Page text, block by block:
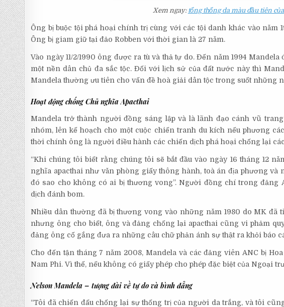
Xem ngay: tổng thống da màu đầu tiên
Ông bị buộc tội phá hoại chính trị cùng với các tội danh khác vào năm
Ông bị giam giữ tại đảo Robben với thời gian là 27 năm.
Vào ngày 11/2/1990 ông được ra tù và thả tự do. Đến năm 1994
một nền dân chủ đa sắc tộc. Đối với lịch sử của đất nước này thì
Mandela thường ưu tiên cho vấn đề hoà giải dân tộc trong suốt những
Hoạt động chống Chủ nghĩa Apacthai
Mandela trở thành người đồng sáng lập và là lãnh đạo cánh vũ
nhóm, lên kế hoạch cho một cuộc chiến tranh du kích nếu phương
thời chính ông là người điều hành các chiến dịch phá hoại chống lại
“Khi chúng tôi biết rằng chúng tôi sẽ bắt đầu vào ngày 16 tháng 12
nghĩa apacthai như văn phòng giấy thông hành, toà án địa phương
đó sao cho không có ai bị thương vong”. Người đồng chí trong
dịch đánh bom.
Nhiều dân thường đã bị thương vong vào những năm 1980 do MK
nhưng ông cho biết, ông và đảng chống lại apacthai cũng vi phảm
đảng ông cố gắng đưa ra những câu chữ phản ánh sự thật ra khỏi báo
Cho đến tận tháng 7 năm 2008, Mandela và các đảng viên ANC bị
Nam Phi. Vì thế, nếu không có giấy phép cho phép đặc biệt của Ngoại
Nelson Mandela – tượng đài về tự do và bình đẳng
“Tôi đã chiến đấu chống lại sự thống trị của người da trắng, và tôi